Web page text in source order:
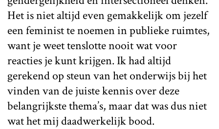
Het is niet altijd even gemakkelijk om jezelf
een feminist te noemen in publieke ruimtes,
want je weet tenslotte nooit wat voor
reacties je kunt krijgen. Ik had altijd
gerekend op steun van het onderwijs bij het
vinden van de juiste kennis over deze
belangrijkste thema’s, maar dat was dus niet
wat het mij daadwerkelijk bood.